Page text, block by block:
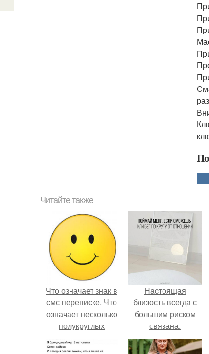
Читайте также
Что означает знак в
смс переписке. Что
означает несколько
полукруглых
скобочек в конце
предложения?
Hacтоящая
близость всегда с
большим риском
связана.